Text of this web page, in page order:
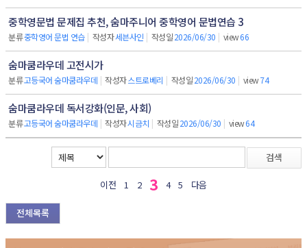
중학영문법 문제집 추천, 숨마주니어 중학영어 문법연습 3
분류중학영어 문법 연습 | 작성자세븐사인 | 작성일2026/06/30 | view66
숨마쿰라우데 고전시가
분류고등국어 숨마쿰라우데 | 작성자스트로베리 | 작성일2026/06/30 | view74
숨마쿰라우데 독서강화(인문, 사회)
분류고등국어 숨마쿰라우데 | 작성자시금치 | 작성일2026/06/30 | view64
검색
이전 1 2 3 4 5 다음
전체목록